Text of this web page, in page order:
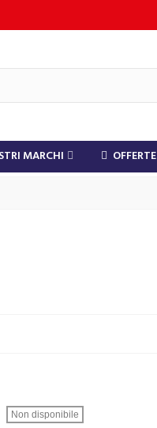
MARCHI OFFERTE
Non disponibile